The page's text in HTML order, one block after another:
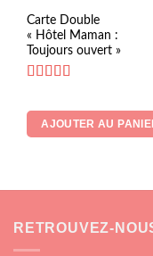
Carte Double
« Hôtel Maman :
Toujours ouvert »
AJOUTER AU
RETROUVEZ-